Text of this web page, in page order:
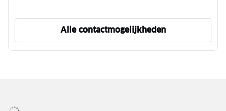
Alle contactmogelijkheden
om ANWB Verzekeren te